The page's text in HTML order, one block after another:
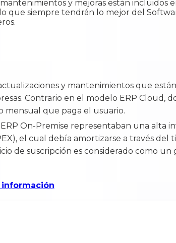
y mejoras están incluidos
que siempre tendrán lo mejor del
y mantenimientos que
Contrario en el modelo ERP Cloud,
mensual que paga el usuario.
On-Premise representaban una alta
el cual debía amortizarse a través del
de suscripción es considerado como un
información